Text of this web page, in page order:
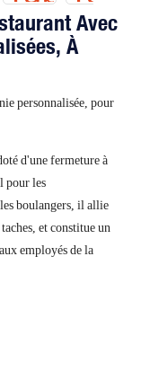
Avec
À
personnalisée, pour
d'une fermeture à
pour les
boulangers, il allie
et constitue un
employés de la